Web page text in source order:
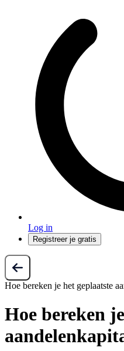
Log in
Registreer je gratis
Hoe bereken je het geplaatste
Hoe bereken